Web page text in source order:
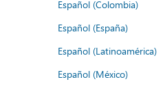
Español (Colombia)
Español (España)
Español (Latinoamérica)
Español (México)